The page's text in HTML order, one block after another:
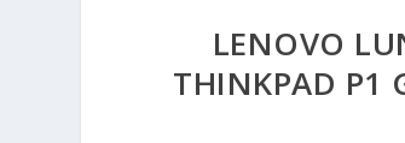
LENOVO
THINKPAD P1